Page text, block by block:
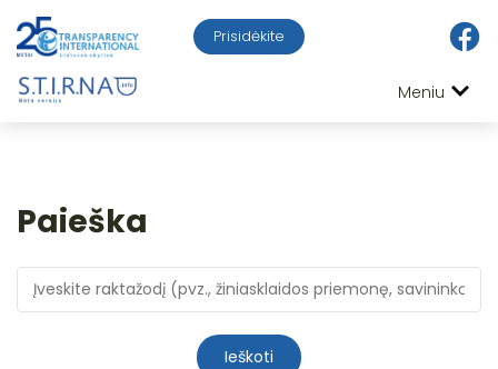
Prisidėkite
Meniu
Paieška
Ieškoti